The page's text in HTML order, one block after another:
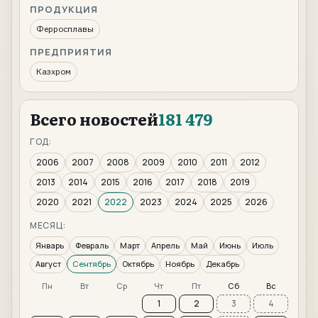
ПРОДУКЦИЯ
Ферросплавы
ПРЕДПРИЯТИЯ
Казхром
Всего новостей181 479
ГОД:
2006
2007 2008 2009 2010 2011
2012
2013
2014 2015 2016 2017 2018
2019
2020
2021 2022 2023 2024 2025
2026
МЕСЯЦ:
Январь Февраль Март Апрель Май Июнь
Июль
Август
Сентябрь Октябрь Ноябрь Декабрь
Пн Вт Ср Чт Пт Сб Вс
1 2 3
4